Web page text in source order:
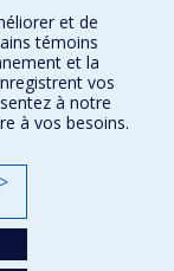
et de
témoins
et la
vos
à notre
à vos besoins.
>